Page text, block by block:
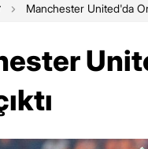
Manchester United'da